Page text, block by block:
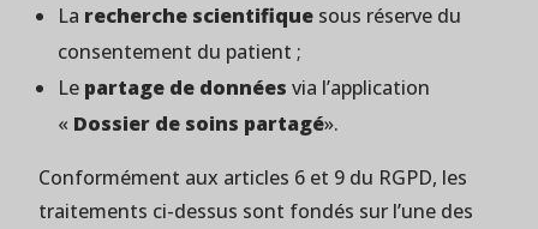
La recherche scientifique sous réserve du
consentement du patient ;
Le partage de données via l’application
« Dossier de soins partagé».
Conformément aux articles 6 et 9 du RGPD, les
traitements ci-dessus sont fondés sur l’une des